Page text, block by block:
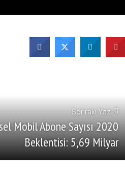
Sonraki Yazı
Mobil Abone Sayısı 2020
Beklentisi: 5,69 Milyar